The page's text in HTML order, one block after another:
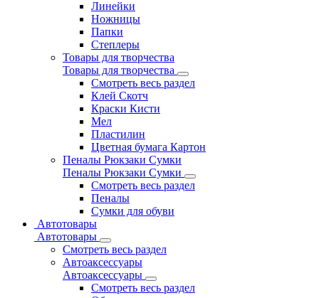
Линейки
Ножницы
Папки
Степлеры
Товары для творчества
Товары для творчества
Смотреть весь раздел
Клей Скотч
Краски Кисти
Мел
Пластилин
Цветная бумага Картон
Пеналы Рюкзаки Сумки
Пеналы Рюкзаки Сумки
Смотреть весь раздел
Пеналы
Сумки для обуви
Автотовары
Автотовары
Смотреть весь раздел
Автоаксессуары
Автоаксессуары
Смотреть весь раздел